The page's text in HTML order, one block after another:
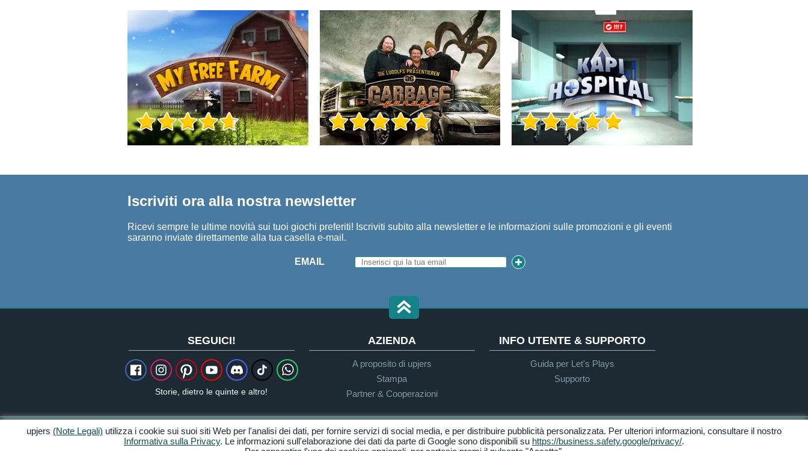
Info sul Gioco
Info sul Gioco
Iscriviti ora alla nostra newsletter
Ricevi sempre le ultime novità sui tuoi giochi preferiti! Iscriviti subito alla newsletter e le informazioni sulle promozioni e gli eventi
saranno inviate direttamente alla tua casella e-mail.
EMAIL
SEGUICI!
Storie, dietro le quinte e altro!
AZIENDA
A proposito di upjers
Stampa
Partner & Cooperazioni
INFO UTENTE & SUPPORTO
Guida per Let's Plays
Supporto
Crediti & Note Legali Privacy Termini & Condizioni Accessibilità
upjers (Note Legali) utilizza i cookie sui suoi siti Web per l'analisi dei dati, per fornire servizi di social media, e per distribuire pubblicità personalizzata. Per ulteriori informazioni, consultare il nostro
Informativa sulla Privacy. Le informazioni sull'elaborazione dei dati da parte di Google sono disponibili su https://business.safety.google/privacy/.